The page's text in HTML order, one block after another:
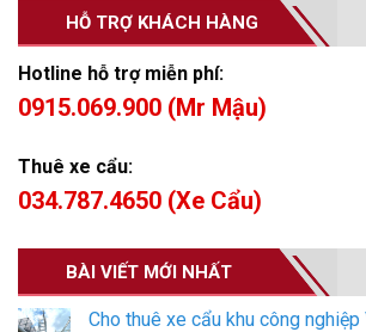
HỖ TRỢ KHÁCH HÀNG
Hotline hỗ trợ miễn phí:
0915.069.900 (Mr Mậu)
Thuê xe cẩu:
034.787.4650 (Xe Cẩu)
BÀI VIẾT MỚI NHẤT
Cho thuê xe cẩu khu công